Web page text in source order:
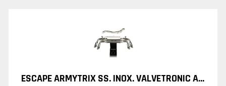
ESCAPE ARMYTRIX SS. INOX. VALVETRONIC AUDI TT 8J Y TTS